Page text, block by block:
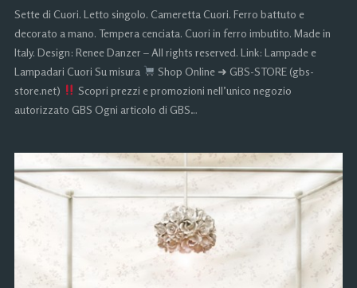
Sette di Cuori. Letto singolo. Cameretta Cuori. Ferro battuto e
decorato a mano. Tempera cenciata. Cuori in ferro imbutito. Made in
Italy. Design: Renee Danzer – All rights reserved. Link: Lampade e
Lampadari Cuori Su misura
Shop Online ➜ GBS-STORE (gbs-
store.net)
Scopri prezzi e promozioni nell’unico negozio
autorizzato GBS Ogni articolo di GBS…